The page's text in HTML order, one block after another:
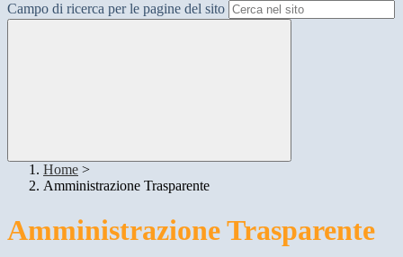
Campo di ricerca per le pagine del sito
Home >
Amministrazione Trasparente
Amministrazione Trasparente